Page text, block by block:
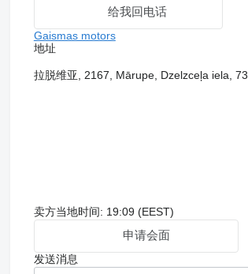
给我回电话
Gaismas motors
地址
拉脱维亚, 2167, Mārupe, Dzelzceļa iela, 73
卖方当地时间: 19:09 (EEST)
申请会面
发送消息